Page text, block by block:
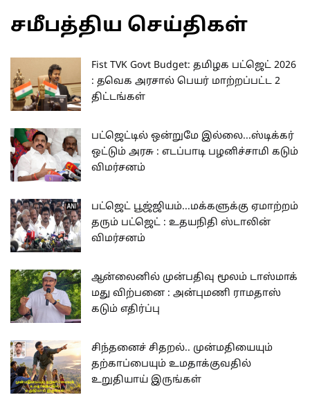
சமீபத்திய செய்திகள்
Fist TVK Govt Budget: தமிழக பட்ஜெட் 2026
: தவெக அரசால் பெயர் மாற்றப்பட்ட 2
திட்டங்கள்
பட்ஜெட்டில் ஒன்றுமே இல்லை...ஸ்டிக்கர்
ஒட்டும் அரசு : எடப்பாடி பழனிச்சாமி கடும்
விமர்சனம்
பட்ஜெட் பூஜ்ஜியம்...மக்களுக்கு ஏமாற்றம்
தரும் பட்ஜெட் : உதயநிதி ஸ்டாலின்
விமர்சனம்
ஆன்லைனில் முன்பதிவு மூலம் டாஸ்மாக்
மது விற்பனை : அன்புமணி ராமதாஸ்
கடும் எதிர்ப்பு
சிந்தனைச் சிதறல்.. முன்மதியையும்
தற்காப்பையும் உமதாக்குவதில்
உறுதியாய் இருங்கள்